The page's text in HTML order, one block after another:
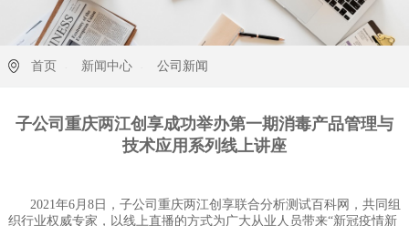
首页 新闻中心 公司新闻
子公司重庆两江创享成功举办第一期消毒产品管理与
技术应用系列线上讲座
2021年6月8日，子公司重庆两江创享联合分析测试百科网，共同组
织行业权威专家，以线上直播的方式为广大从业人员带来“新冠疫情新